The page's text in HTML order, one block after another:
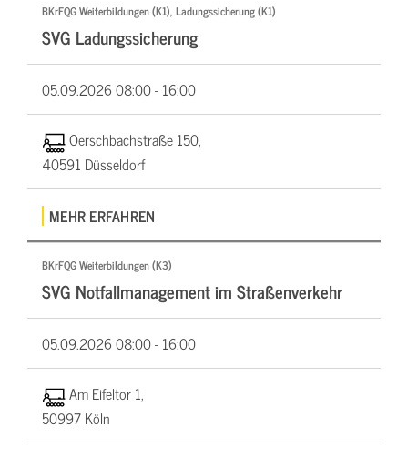
BKrFQG Weiterbildungen (K1), Ladungssicherung (K1)
SVG Ladungssicherung
05.09.202608:00 - 16:00
Oerschbachstraße 150,
40591 Düsseldorf
MEHR ERFAHREN
BKrFQG Weiterbildungen (K3)
SVG Notfallmanagement im Straßenverkehr
05.09.202608:00 - 16:00
Am Eifeltor 1,
50997 Köln